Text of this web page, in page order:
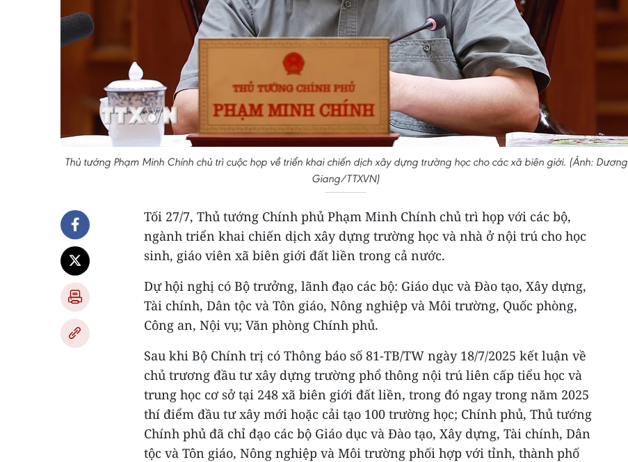
Thủ tướng Phạm Minh Chính chủ trì cuộc họp về triển khai chiến dịch xây dựng trường học cho các xã biên giới. (Ảnh: Dương
Giang/TTXVN)
Tối 27/7, Thủ tướng Chính phủ Phạm Minh Chính chủ trì họp với các bộ,
ngành triển khai chiến dịch xây dựng trường học và nhà ở nội trú cho học
sinh, giáo viên xã biên giới đất liền trong cả nước.
Dự hội nghị có Bộ trưởng, lãnh đạo các bộ: Giáo dục và Đào tạo, Xây dựng,
Tài chính, Dân tộc và Tôn giáo, Nông nghiệp và Môi trường, Quốc phòng,
Công an, Nội vụ; Văn phòng Chính phủ.
Sau khi Bộ Chính trị có Thông báo số 81-TB/TW ngày 18/7/2025 kết luận về
chủ trương đầu tư xây dựng trường phổ thông nội trú liên cấp tiểu học và
trung học cơ sở tại 248 xã biên giới đất liền, trong đó ngay trong năm 2025
thí điểm đầu tư xây mới hoặc cải tạo 100 trường học; Chính phủ, Thủ tướng
Chính phủ đã chỉ đạo các bộ Giáo dục và Đào tạo, Xây dựng, Tài chính, Dân
tộc và Tôn giáo, Nông nghiệp và Môi trường phối hợp với tỉnh, thành phố